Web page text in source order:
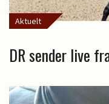
Aktuelt
DR sender live